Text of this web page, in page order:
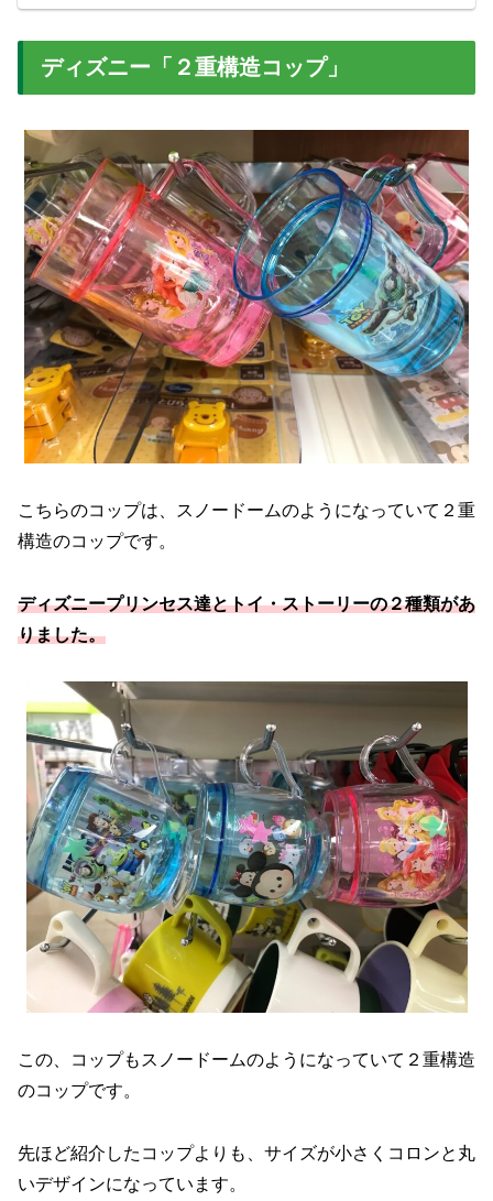
ディズニー「２重構造コップ」
こちらのコップは、スノードームのようになっていて２重
構造のコップです。
ディズニープリンセス達とトイ・ストーリーの２種類があ
りました。
この、コップもスノードームのようになっていて２重構造
のコップです。
先ほど紹介したコップよりも、サイズが小さくコロンと丸
いデザインになっています。